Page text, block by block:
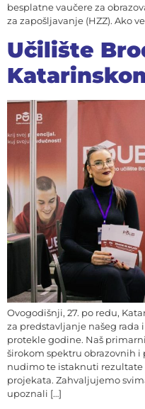
besplatne vaučere za
za zapošljavanje (HZZ). Ako
Učilište
Ovogodišnji, 27. po redu,
za predstavljanje našeg rada
protekle godine. Naš
širokom spektru obrazovnih
nudimo te istaknuti
projekata. Zahvaljujemo
upoznali […]